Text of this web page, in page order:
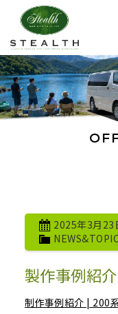
2025年3月23
製作事例紹
制作事例紹介 | 200